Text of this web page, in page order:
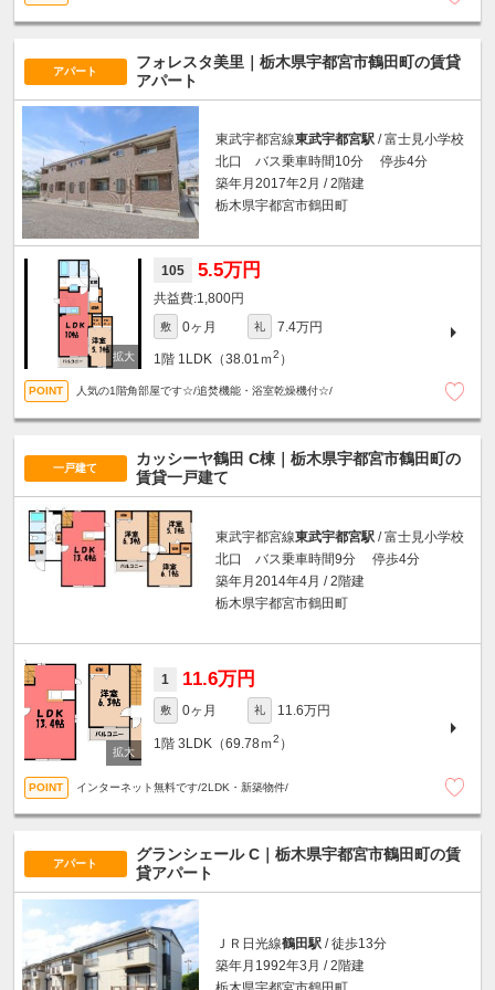
アパート
フォレスタ美里｜栃木県宇都宮市鶴田町の賃貸
アパート
東武宇都宮線東武宇都宮駅 / 富士見小学校
北口 バス乗車時間10分 停歩4分
築年月2017年2月 / 2階建
栃木県宇都宮市鶴田町
105 5.5万円
1,800円
敷 0ヶ月 礼 7.4万円
1階 1LDK（38.01ｍ2 ）
人気の1階角部屋です☆/追焚機能・浴室乾燥機付☆/
一戸建て
カッシーヤ鶴田 C棟｜栃木県宇都宮市鶴田町の
賃貸一戸建て
東武宇都宮線東武宇都宮駅 / 富士見小学校
北口 バス乗車時間9分 停歩4分
築年月2014年4月 / 2階建
栃木県宇都宮市鶴田町
1 11.6万円
敷 0ヶ月 礼 11.6万円
1階 3LDK（69.78ｍ2 ）
インターネット無料です/2LDK・新築物件/
アパート
グランシェール C｜栃木県宇都宮市鶴田町の賃
貸アパート
ＪＲ日光線鶴田駅 / 徒歩13分
築年月1992年3月 / 2階建